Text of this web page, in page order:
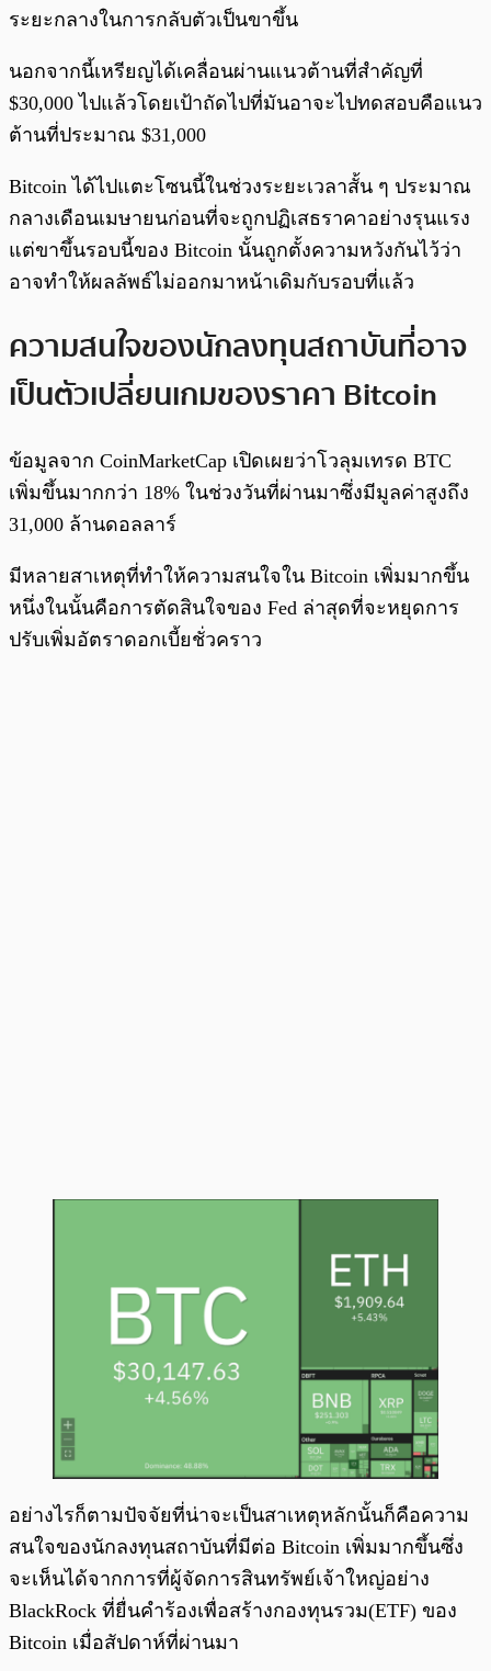
ระยะกลางในการกลับตัวเป็นขาขึ้น
นอกจากนี้เหรียญได้เคลื่อนผ่านแนวต้านที่สำคัญที่
$30,000 ไปแล้วโดยเป้าถัดไปที่มันอาจะไปทดสอบคือแนว
ต้านที่ประมาณ $31,000
Bitcoin ได้ไปแตะโซนนี้ในช่วงระยะเวลาสั้น ๆ ประมาณ
กลางเดือนเมษายนก่อนที่จะถูกปฏิเสธราคาอย่างรุนแรง
แต่ขาขึ้นรอบนี้ของ Bitcoin นั้นถูกตั้งความหวังกันไว้ว่า
อาจทำให้ผลลัพธ์ไม่ออกมาหน้าเดิมกับรอบที่แล้ว
ความสนใจของนักลงทุนสถาบันที่อาจ
เป็นตัวเปลี่ยนเกมของราคา Bitcoin
ข้อมูลจาก CoinMarketCap เปิดเผยว่าโวลุมเทรด BTC
เพิ่มขึ้นมากกว่า 18% ในช่วงวันที่ผ่านมาซึ่งมีมูลค่าสูงถึง
31,000 ล้านดอลลาร์
มีหลายสาเหตุที่ทำให้ความสนใจใน Bitcoin เพิ่มมากขึ้น
หนึ่งในนั้นคือการตัดสินใจของ Fed ล่าสุดที่จะหยุดการ
ปรับเพิ่มอัตราดอกเบี้ยชั่วคราว
อย่างไรก็ตามปัจจัยที่น่าจะเป็นสาเหตุหลักนั้นก็คือความ
สนใจของนักลงทุนสถาบันที่มีต่อ Bitcoin เพิ่มมากขึ้นซึ่ง
จะเห็นได้จากการที่ผู้จัดการสินทรัพย์เจ้าใหญ่อย่าง
BlackRock ที่ยื่นคำร้องเพื่อสร้างกองทุนรวม(ETF) ของ
Bitcoin เมื่อสัปดาห์ที่ผ่านมา